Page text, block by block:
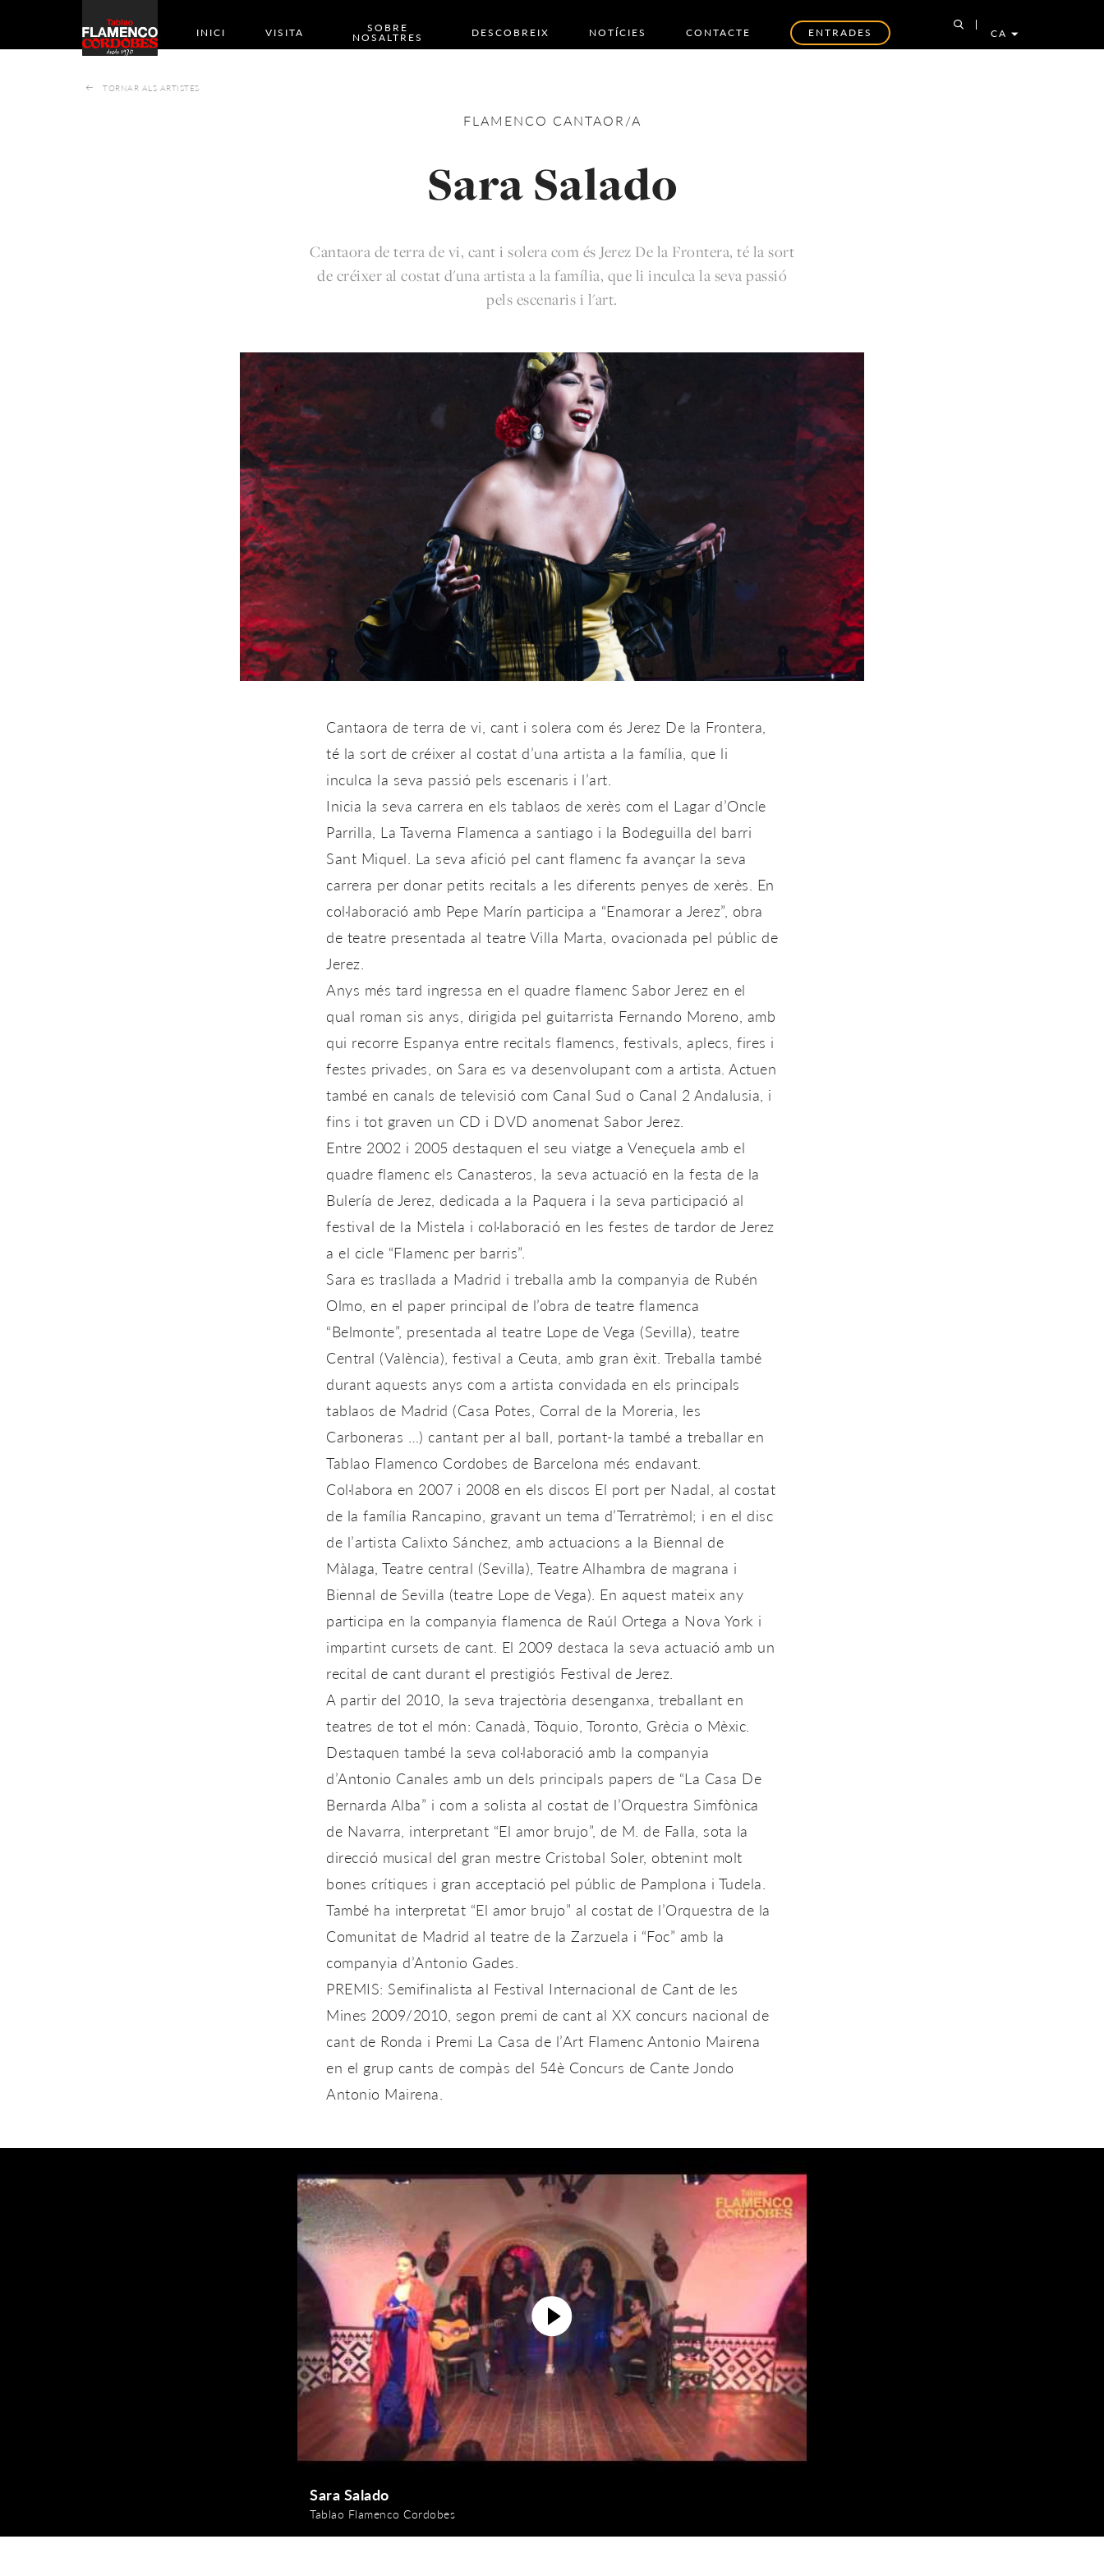
INICI VISITA SOBRE
NOSALTRES DESCOBREIX NOTÍCIES CONTACTE ENTRADES CA
TORNAR ALS ARTISTES
FLAMENCO CANTAOR/A
Sara Salado
Cantaora de terra de vi, cant i solera com és Jerez De la Frontera, té la sort
de créixer al costat d'una artista a la família, que li inculca la seva passió
pels escenaris i l'art.
Cantaora de terra de vi, cant i solera com és Jerez De la Frontera,
té la sort de créixer al costat d’una artista a la família, que li
inculca la seva passió pels escenaris i l’art.
Inicia la seva carrera en els tablaos de xerès com el Lagar d’Oncle
Parrilla, La Taverna Flamenca a santiago i la Bodeguilla del barri
Sant Miquel. La seva afició pel cant flamenc fa avançar la seva
carrera per donar petits recitals a les diferents penyes de xerès. En
col·laboració amb Pepe Marín participa a “Enamorar a Jerez”, obra
de teatre presentada al teatre Villa Marta, ovacionada pel públic de
Jerez.
Anys més tard ingressa en el quadre flamenc Sabor Jerez en el
qual roman sis anys, dirigida pel guitarrista Fernando Moreno, amb
qui recorre Espanya entre recitals flamencs, festivals, aplecs, fires i
festes privades, on Sara es va desenvolupant com a artista. Actuen
també en canals de televisió com Canal Sud o Canal 2 Andalusia, i
fins i tot graven un CD i DVD anomenat Sabor Jerez.
Entre 2002 i 2005 destaquen el seu viatge a Veneçuela amb el
quadre flamenc els Canasteros, la seva actuació en la festa de la
Bulería de Jerez, dedicada a la Paquera i la seva participació al
festival de la Mistela i col·laboració en les festes de tardor de Jerez
a el cicle “Flamenc per barris”.
Sara es trasllada a Madrid i treballa amb la companyia de Rubén
Olmo, en el paper principal de l’obra de teatre flamenca
“Belmonte”, presentada al teatre Lope de Vega (Sevilla), teatre
Central (València), festival a Ceuta, amb gran èxit. Treballa també
durant aquests anys com a artista convidada en els principals
tablaos de Madrid (Casa Potes, Corral de la Moreria, les
Carboneras …) cantant per al ball, portant-la també a treballar en
Tablao Flamenco Cordobes de Barcelona més endavant.
Col·labora en 2007 i 2008 en els discos El port per Nadal, al costat
de la família Rancapino, gravant un tema d’Terratrèmol; i en el disc
de l’artista Calixto Sánchez, amb actuacions a la Biennal de
Màlaga, Teatre central (Sevilla), Teatre Alhambra de magrana i
Biennal de Sevilla (teatre Lope de Vega). En aquest mateix any
participa en la companyia flamenca de Raúl Ortega a Nova York i
impartint cursets de cant. El 2009 destaca la seva actuació amb un
recital de cant durant el prestigiós Festival de Jerez.
A partir del 2010, la seva trajectòria desenganxa, treballant en
teatres de tot el món: Canadà, Tòquio, Toronto, Grècia o Mèxic.
Destaquen també la seva col·laboració amb la companyia
d’Antonio Canales amb un dels principals papers de “La Casa De
Bernarda Alba” i com a solista al costat de l’Orquestra Simfònica
de Navarra, interpretant “El amor brujo”, de M. de Falla, sota la
direcció musical del gran mestre Cristobal Soler, obtenint molt
bones crítiques i gran acceptació pel públic de Pamplona i Tudela.
També ha interpretat “El amor brujo” al costat de l’Orquestra de la
Comunitat de Madrid al teatre de la Zarzuela i “Foc” amb la
companyia d’Antonio Gades.
PREMIS: Semifinalista al Festival Internacional de Cant de les
Mines 2009/2010, segon premi de cant al XX concurs nacional de
cant de Ronda i Premi La Casa de l’Art Flamenc Antonio Mairena
en el grup cants de compàs del 54è Concurs de Cante Jondo
Antonio Mairena.
Sara Salado
Tablao Flamenco Cordobes